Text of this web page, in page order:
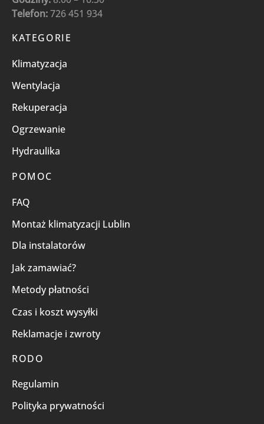
Telefon:726 451 934
KATEGORIE
Klimatyzacja
Wentylacja
Rekuperacja
Ogrzewanie
Hydraulika
POMOC
FAQ
Montaż klimatyzacji Lublin
Dla instalatorów
Jak zamawiać?
Metody płatności
Czas i koszt wysyłki
Reklamacje i zwroty
RODO
Regulamin
Polityka prywatności